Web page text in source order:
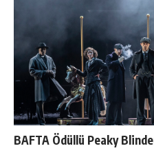
BAFTA Ödüllü Peaky